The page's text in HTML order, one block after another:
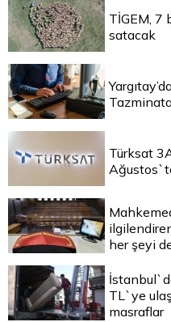
TİGEM, 7
satacak
Türksat
her şeyi
TL`ye
masraflar